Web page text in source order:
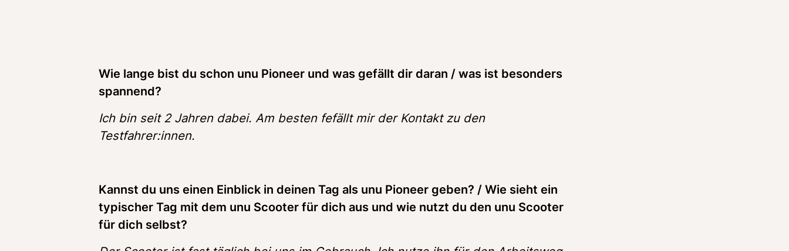
Wie lange bist du schon unu Pioneer und was gefällt dir daran / was ist besonders
spannend?
Ich bin seit 2 Jahren dabei. Am besten fefällt mir der Kontakt zu den
Testfahrer:innen.
Kannst du uns einen Einblick in deinen Tag als unu Pioneer geben? / Wie sieht ein
typischer Tag mit dem unu Scooter für dich aus und wie nutzt du den unu Scooter
für dich selbst?